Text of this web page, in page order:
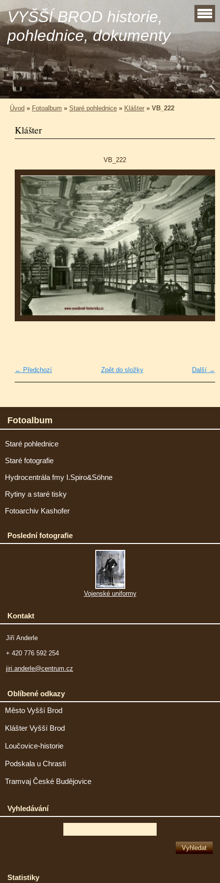
VYŠŠÍ BROD historie,
pohlednice, dokumenty
Úvod » Fotoalbum » Staré pohlednice » Klášter » VB_222
Klášter
VB_222
← Předchozí Další →
Zpět do složky
Fotoalbum
Staré pohlednice
Staré fotografie
Hydrocentrála fmy I.Spiro&Söhne
Rytiny a staré tisky
Fotoarchiv Kashofer
Poslední fotografie
Vojenské uniformy
Kontakt
Jiří Anderle
+ 420 776 592 254
jiri.anderle@centrum.cz
Oblíbené odkazy
Město Vyšší Brod
Klášter Vyšší Brod
Loučovice-historie
Podskala u Chrasti
Tramvaj České Budějovice
Vyhledávání
Statistiky